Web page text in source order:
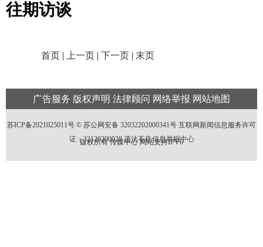
往期访谈
首页 | 上一页 | 下一页 | 末页
广告服务 版权声明 法律顾问 网络举报 网站地图
苏ICP备2021025011号 © 苏公网安备 32032202000341号 互联网新闻信息服务许可
证：32120200028 违法不良信息举报中心
版权所有 传媒中心 网站支持IPV6